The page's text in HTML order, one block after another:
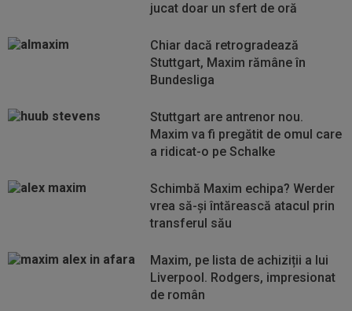
jucat doar un sfert de oră
Chiar dacă retrogradează
Stuttgart, Maxim rămâne în
Bundesliga
Stuttgart are antrenor nou.
Maxim va fi pregătit de omul care
a ridicat-o pe Schalke
Schimbă Maxim echipa? Werder
vrea să-și întărească atacul prin
transferul său
Maxim, pe lista de achiziții a lui
Liverpool. Rodgers, impresionat
de român